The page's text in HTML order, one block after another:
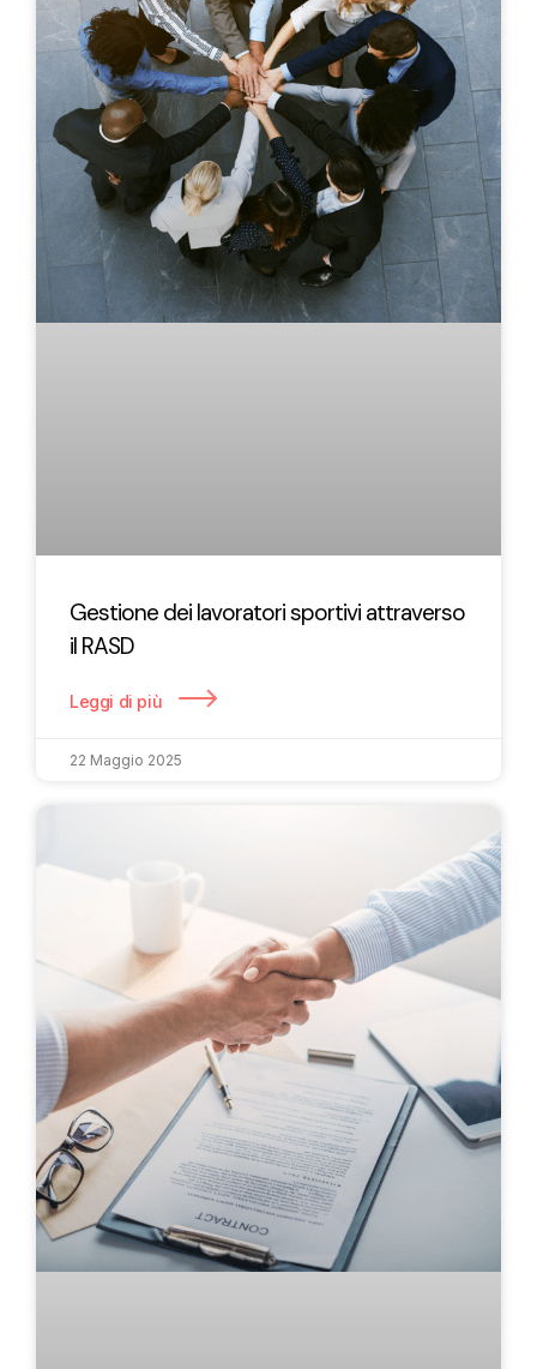
Gestione dei lavoratori sportivi attraverso
il RASD
Leggi di più
22 Maggio 2025